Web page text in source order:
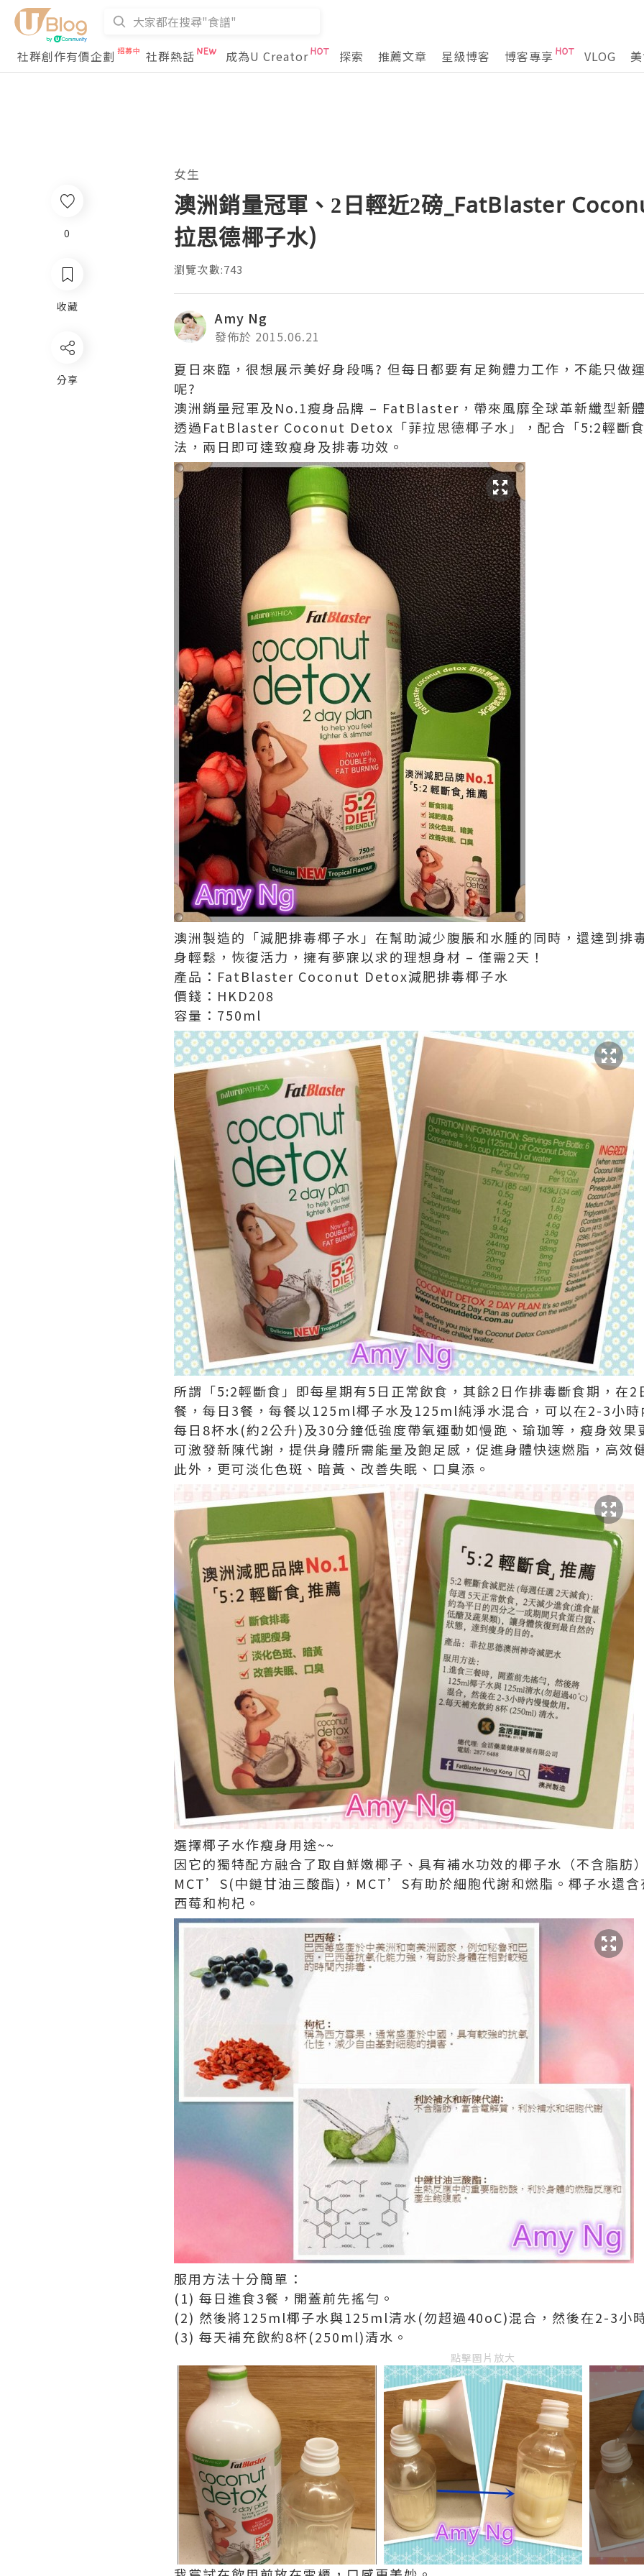
社群創作有價企劃
社群熱話 成為U Creator 探索 推薦文章 星級博客 博客專享 VLOG
0
收藏
分享
女生
澳洲銷量冠軍、2日輕近2磅_FatBlaster
拉思德椰子水)
瀏覽次數:743
Amy Ng
發佈於 2015.06.21
夏日來臨，很想展示美好身段嗎? 但每日都要有足夠體力工作，不能只做
呢?
澳洲銷量冠軍及No.1瘦身品牌 – FatBlaster，帶來風靡全球革新纖型新體
透過FatBlaster Coconut Detox「菲拉思德椰子水」，配合「5:2輕斷食
法，兩日即可達致瘦身及排毒功效。
澳洲製造的「減肥排毒椰子水」在幫助減少腹脹和水腫的同時，還達到排
身輕鬆，恢復活力，擁有夢寐以求的理想身材 – 僅需2天！
產品：FatBlaster Coconut Detox減肥排毒椰子水
價錢：HKD208
容量：750ml
所謂「5:2輕斷食」即每星期有5日正常飲食，其餘2日作排毒斷食期，在2
餐，每日3餐，每餐以125ml椰子水及125ml純淨水混合，可以在2-3小時
每日8杯水(約2公升)及30分鐘低強度帶氧運動如慢跑、瑜珈等，瘦身效果
可激發新陳代謝，提供身體所需能量及飽足感，促進身體快速燃脂，高效
此外，更可淡化色斑、暗黃、改善失眠、口臭添。
選擇椰子水作瘦身用途~~
因它的獨特配方融合了取自鮮嫩椰子、具有補水功效的椰子水（不含脂肪
MCT’S(中鏈甘油三酸酯)，MCT’S有助於細胞代謝和燃脂。椰子水還含
西莓和枸杞。
服用方法十分簡單：
(1) 每日進食3餐，開蓋前先搖勻。
(2) 然後將125ml椰子水與125ml清水(勿超過40oC)混合，然後在2-3小
(3) 每天補充飲約8杯(250ml)清水。
點擊圖片放大